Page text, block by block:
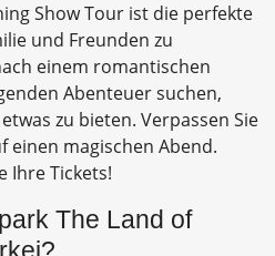
Show Tour ist die perfekte
und Freunden zu
einem romantischen
Abenteuer suchen,
zu bieten. Verpassen Sie
einen magischen Abend.
Ihre Tickets!
The Land of